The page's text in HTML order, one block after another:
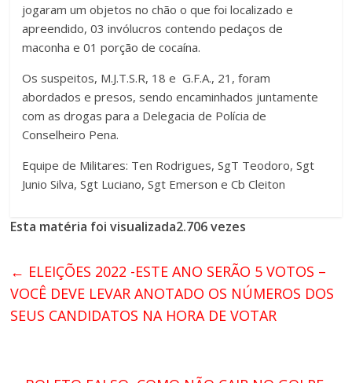
jogaram um objetos no chão o que foi localizado e
apreendido, 03 invólucros contendo pedaços de
maconha e 01 porção de cocaína.
Os suspeitos, M.J.T.S.R, 18 e G.F.A., 21, foram
abordados e presos, sendo encaminhados juntamente
com as drogas para a Delegacia de Polícia de
Conselheiro Pena.
Equipe de Militares: Ten Rodrigues, SgT Teodoro, Sgt
Junio Silva, Sgt Luciano, Sgt Emerson e Cb Cleiton
Esta matéria foi visualizada2.706 vezes
← ELEIÇÕES 2022 -ESTE ANO SERÃO 5 VOTOS –
VOCÊ DEVE LEVAR ANOTADO OS NÚMEROS DOS
SEUS CANDIDATOS NA HORA DE VOTAR